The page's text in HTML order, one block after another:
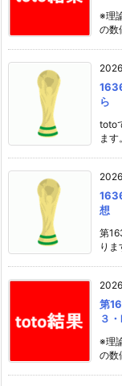
※理
の数
ら
toto
ます
想
第
りま
第
３
※理
の数